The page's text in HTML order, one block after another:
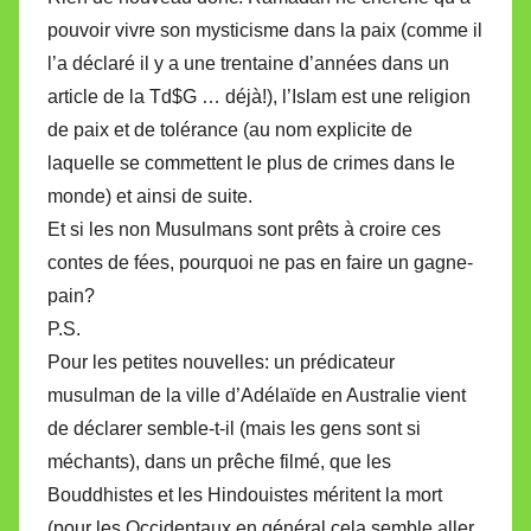
pouvoir vivre son mysticisme dans la paix (comme il
l’a déclaré il y a une trentaine d’années dans un
article de la Td$G … déjà!), l’Islam est une religion
de paix et de tolérance (au nom explicite de
laquelle se commettent le plus de crimes dans le
monde) et ainsi de suite.
Et si les non Musulmans sont prêts à croire ces
contes de fées, pourquoi ne pas en faire un gagne-
pain?
P.S.
Pour les petites nouvelles: un prédicateur
musulman de la ville d’Adélaïde en Australie vient
de déclarer semble-t-il (mais les gens sont si
méchants), dans un prêche filmé, que les
Bouddhistes et les Hindouistes méritent la mort